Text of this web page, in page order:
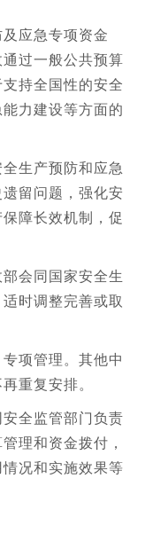
应急专项资金
过一般公共预算
持全国性的安全
力建设等方面的
生产预防和应急
留问题，强化安
障长效机制，促
会同国家安全生
时调整完善或取
项管理。其他中
重复安排。
全监管部门负责
理和资金拨付，
况和实施效果等